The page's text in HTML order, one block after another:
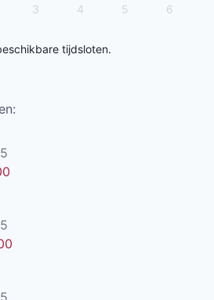
3 4 5 6
tijdsloten.